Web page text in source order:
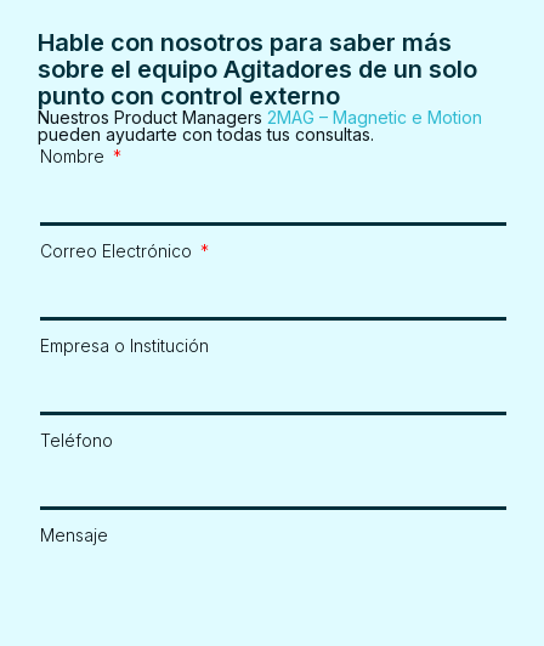
Hable con nosotros para saber más
sobre el equipo Agitadores de un solo
punto con control externo
Nuestros Product Managers 2MAG – Magnetic e Motion
pueden ayudarte con todas tus consultas.
Nombre
Correo Electrónico
Empresa o Institución
Teléfono
Mensaje